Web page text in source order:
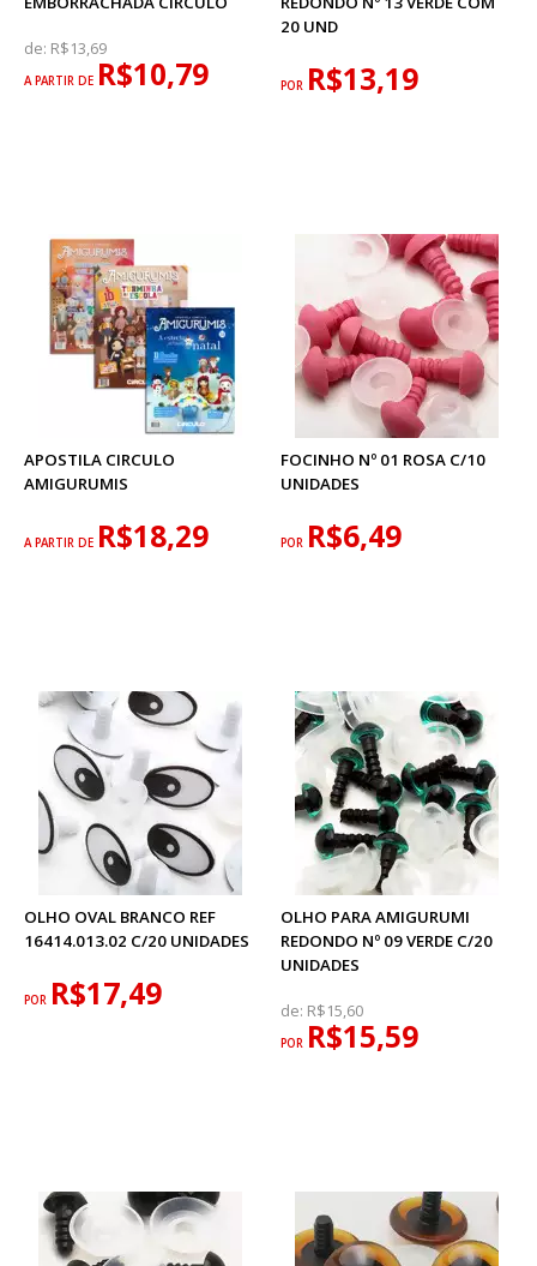
de: R$13,69
A PARTIR DE R$10,79
20 UND
POR R$13,19
APOSTILA CIRCULO
AMIGURUMIS
A PARTIR DE R$18,29
FOCINHO Nº 01 ROSA C/10
UNIDADES
POR R$6,49
OLHO OVAL BRANCO REF
16414.013.02 C/20 UNIDADES
POR R$17,49
OLHO PARA AMIGURUMI
REDONDO Nº 09 VERDE C/20
UNIDADES
de: R$15,60
POR R$15,59